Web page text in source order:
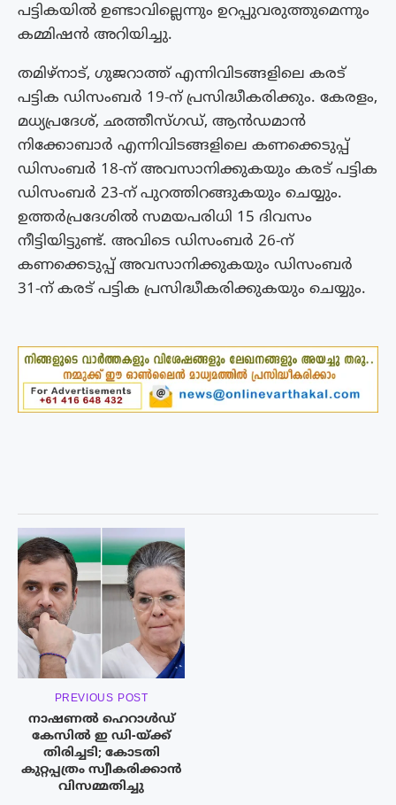
പട്ടികയിൽ ഉണ്ടാവില്ലെന്നും ഉറപ്പുവരുത്തുമെന്നും
കമ്മിഷൻ അറിയിച്ചു.
തമിഴ്‌നാട്, ഗുജറാത്ത് എന്നിവിടങ്ങളിലെ കരട്
പട്ടിക ഡിസംബർ 19-ന് പ്രസിദ്ധീകരിക്കും. കേരളം,
മധ്യപ്രദേശ്, ഛത്തീസ്ഗഡ്, ആൻഡമാൻ
നിക്കോബാർ എന്നിവിടങ്ങളിലെ കണക്കെടുപ്പ്
ഡിസംബർ 18-ന് അവസാനിക്കുകയും കരട് പട്ടിക
ഡിസംബർ 23-ന് പുറത്തിറങ്ങുകയും ചെയ്യും.
ഉത്തർപ്രദേശിൽ സമയപരിധി 15 ദിവസം
നീട്ടിയിട്ടുണ്ട്. അവിടെ ഡിസംബർ 26-ന്
കണക്കെടുപ്പ് അവസാനിക്കുകയും ഡിസംബർ
31-ന് കരട് പട്ടിക പ്രസിദ്ധീകരിക്കുകയും ചെയ്യും.
PREVIOUS POST
നാഷണൽ ഹെറാൾഡ്
കേസിൽ ഇ ഡി-യ്ക്ക്
തിരിച്ചടി; കോടതി
കുറ്റപ്പത്രം സ്വീകരിക്കാൻ
വിസമ്മതിച്ചു